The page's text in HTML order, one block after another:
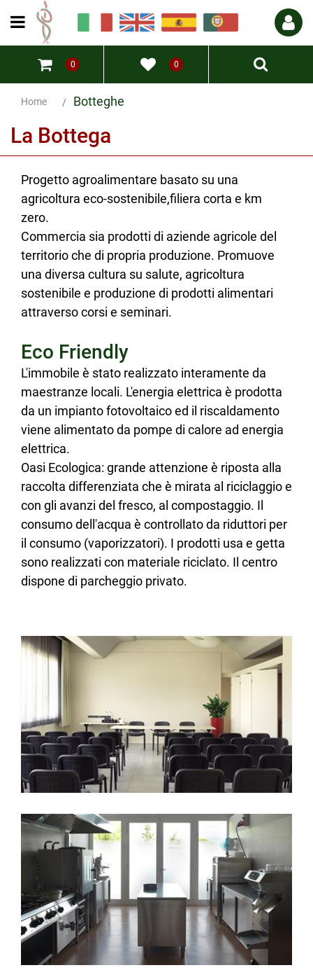
Open menu
0 0
Home Botteghe
La Bottega
Progetto agroalimentare basato su una
agricoltura eco-sostenibile,filiera corta e km
zero.
Commercia sia prodotti di aziende agricole del
territorio che di propria produzione. Promuove
una diversa cultura su salute, agricoltura
sostenibile e produzione di prodotti alimentari
attraverso corsi e seminari.
Eco Friendly
L'immobile è stato realizzato interamente da
maestranze locali. L'energia elettrica è prodotta
da un impianto fotovoltaico ed il riscaldamento
viene alimentato da pompe di calore ad energia
elettrica.
Oasi Ecologica: grande attenzione è riposta alla
raccolta differenziata che è mirata al riciclaggio e
con gli avanzi del fresco, al compostaggio. Il
consumo dell'acqua è controllato da riduttori per
il consumo (vaporizzatori). I prodotti usa e getta
sono realizzati con materiale riciclato. Il centro
dispone di parcheggio privato.